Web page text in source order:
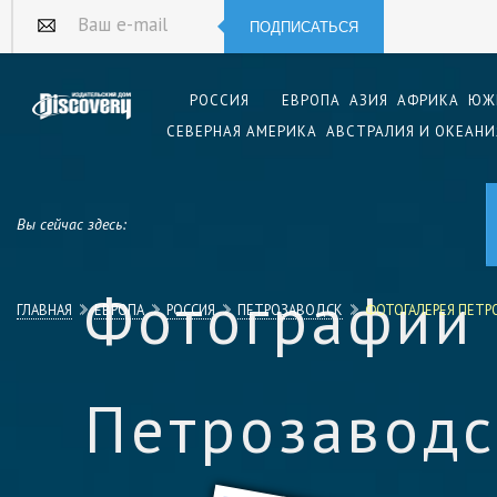
Ваш e-mail ПОДПИСАТЬСЯ
РОССИЯ ЕВРОПА АЗИЯ АФРИКА
СЕВЕРНАЯ АМЕРИКА АВСТРАЛИЯ И
Вы сейчас здесь:
ГЛАВНАЯ ЕВРОПА РОССИЯ ПЕТРОЗАВОДСК ФОТОГАЛЕРЕЯ
Фотографии